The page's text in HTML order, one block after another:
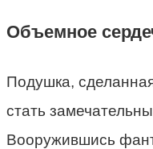
Объемное
Подушка,
стать
Вооружившись